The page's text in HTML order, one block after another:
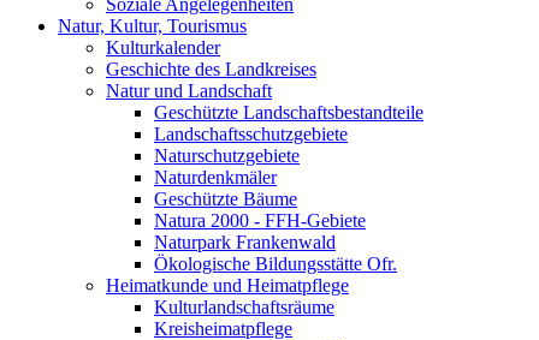
Soziale Angelegenheiten
Natur, Kultur, Tourismus
Kulturkalender
Geschichte des Landkreises
Natur und Landschaft
Geschützte Landschaftsbestandteile
Landschaftsschutzgebiete
Naturschutzgebiete
Naturdenkmäler
Geschützte Bäume
Natura 2000 - FFH-Gebiete
Naturpark Frankenwald
Ökologische Bildungsstätte Ofr.
Heimatkunde und Heimatpflege
Kulturlandschaftsräume
Kreisheimatpflege